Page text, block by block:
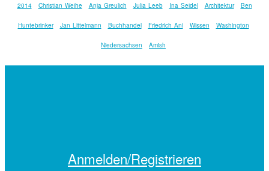
2014 Christian Weihe Anja Greulich Julia Leeb Ina Seidel Architektur Ben
Huntebrinker Jan Littelmann Buchhandel Friedrich Ani Wissen Washington
Niedersachsen Amish
Anmelden/Registrieren